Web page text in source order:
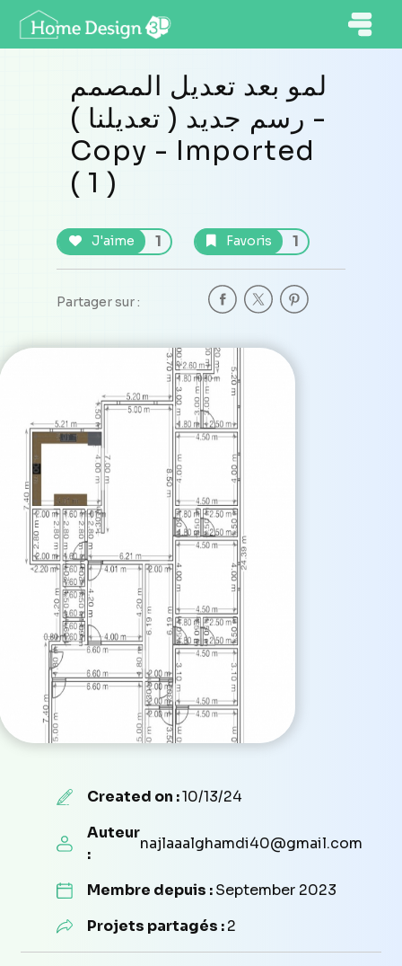
لمو بعد تعديل المصمم
رسم جديد ( تعديلنا ) -
Copy - Imported
( 1 )
J'aime 1 Favoris 1
Partager sur :
Created on :10/13/24
Auteur
:
najlaaalghamdi40@gmail.com
Membre depuis :September 2023
Projets partagés :2